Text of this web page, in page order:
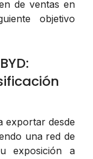
de ventas en
objetivo
exportar desde
una red de
exposición a